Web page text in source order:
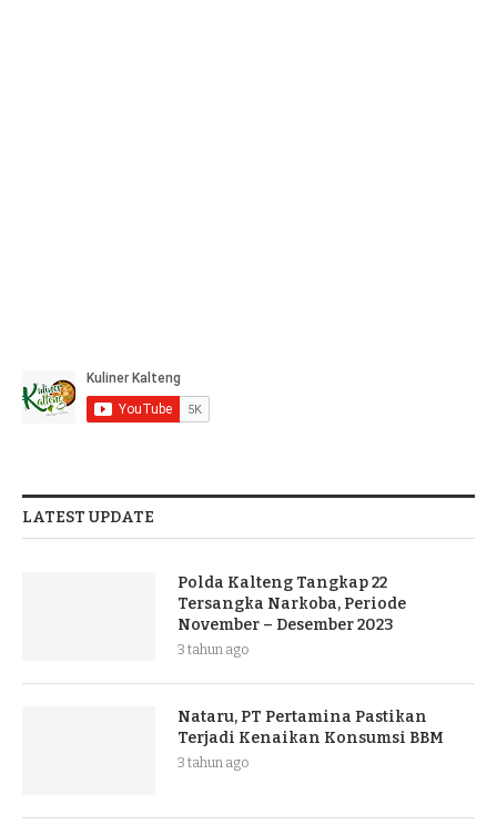
LATEST UPDATE
Polda Kalteng Tangkap 22
Tersangka Narkoba, Periode
November – Desember 2023
3 tahun ago
Nataru, PT Pertamina Pastikan
Terjadi Kenaikan Konsumsi BBM
3 tahun ago